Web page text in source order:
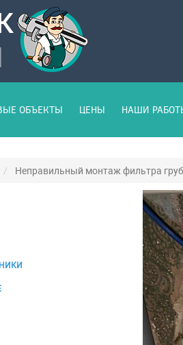
ОБЪЕКТЫ ЦЕНЫ НАШИ
Неправильный монтаж фильтра